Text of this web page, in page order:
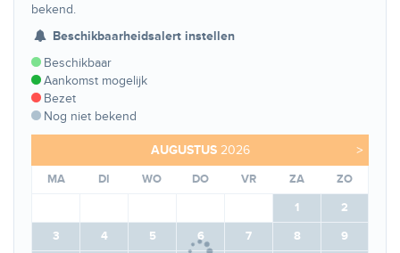
bekend.
Beschikbaarheidsalert instellen
Beschikbaar
Aankomst mogelijk
Bezet
Nog niet bekend
>
AUGUSTUS 2026
MA DI WO DO VR ZA
ZO
1
2
3
4 5 6 7 8
9